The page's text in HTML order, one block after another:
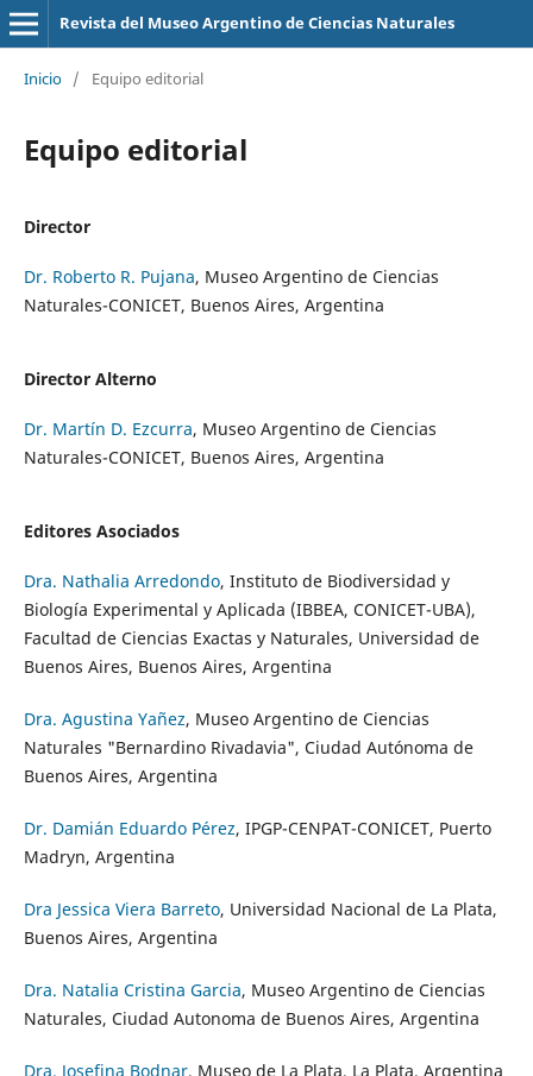
Revista del Museo Argentino de Ciencias Naturales
Inicio / Equipo editorial
Equipo editorial
Director
Dr. Roberto R. Pujana, Museo Argentino de Ciencias
Naturales-CONICET, Buenos Aires, Argentina
Director Alterno
Dr. Martín D. Ezcurra, Museo Argentino de Ciencias
Naturales-CONICET, Buenos Aires, Argentina
Editores Asociados
Dra. Nathalia Arredondo, Instituto de Biodiversidad y
Biología Experimental y Aplicada (IBBEA, CONICET-UBA),
Facultad de Ciencias Exactas y Naturales, Universidad de
Buenos Aires, Buenos Aires, Argentina
Dra. Agustina Yañez, Museo Argentino de Ciencias
Naturales "Bernardino Rivadavia", Ciudad Autónoma de
Buenos Aires, Argentina
Dr. Damián Eduardo Pérez, IPGP-CENPAT-CONICET, Puerto
Madryn, Argentina
Dra Jessica Viera Barreto, Universidad Nacional de La Plata,
Buenos Aires, Argentina
Dra. Natalia Cristina Garcia, Museo Argentino de Ciencias
Naturales, Ciudad Autonoma de Buenos Aires, Argentina
Dra. Josefina Bodnar, Museo de La Plata, La Plata, Argentina